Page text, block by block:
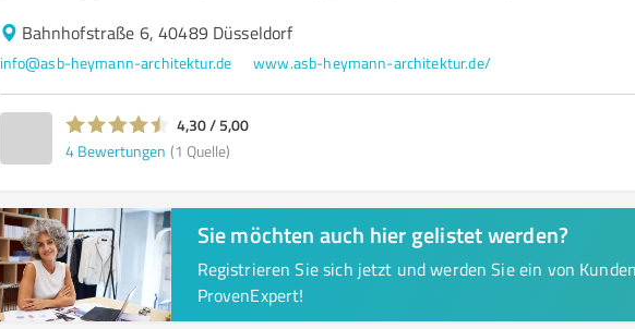
Bahnhofstraße 6, 40489 Düsseldorf
info@asb-heymann-architektur.de www.asb-heymann-architektur.de/
4,30 / 5,00
4 Bewertungen (1 Quelle)
Sie möchten auch hier gelistet werden?
Registrieren Sie sich jetzt und werden Sie ein von
ProvenExpert!